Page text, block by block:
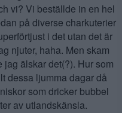
vi? Vi beställde in en hel
på diverse charkuterier
i det utan det är
njuter, haha. Men skam
älskar det(?). Hur som
dessa ljumma dagar då
som dricker bubbel
av utlandskänsla.